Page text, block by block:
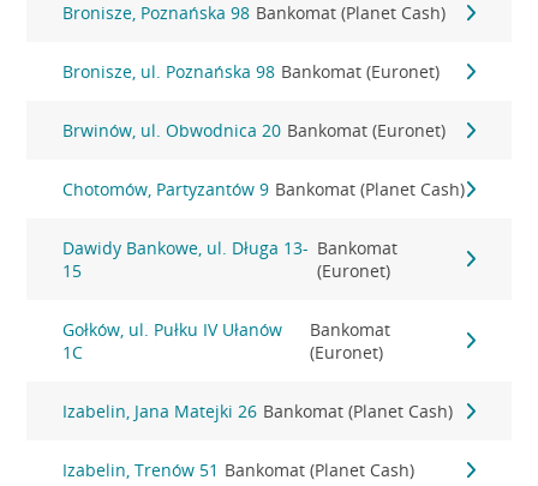
Bronisze, Poznańska 98 Bankomat (Planet Cash)
Bronisze, ul. Poznańska 98 Bankomat (Euronet)
Brwinów, ul. Obwodnica 20 Bankomat (Euronet)
Chotomów, Partyzantów 9 Bankomat (Planet Cash)
Dawidy Bankowe, ul. Długa 13-
15
Bankomat
(Euronet)
Gołków, ul. Pułku IV Ułanów
1C
Bankomat
(Euronet)
Izabelin, Jana Matejki 26 Bankomat (Planet Cash)
Izabelin, Trenów 51 Bankomat (Planet Cash)